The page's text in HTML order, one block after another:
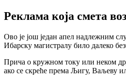
Реклама која смета
Ово је још један апел надлежним
Ибарску магистралу било далеко
Прича о кружном току или неком
ако се скреће према Љигу, Ваљеву